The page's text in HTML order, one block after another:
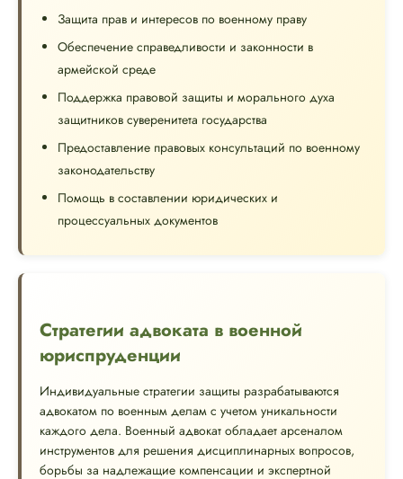
Защита прав и интересов по военному праву
Обеспечение справедливости и законности в
армейской среде
Поддержка правовой защиты и морального духа
защитников суверенитета государства
Предоставление правовых консультаций по военному
законодательству
Помощь в составлении юридических и
процессуальных документов
Стратегии адвоката в военной
юриспруденции
Индивидуальные стратегии защиты разрабатываются
адвокатом по военным делам с учетом уникальности
каждого дела. Военный адвокат обладает арсеналом
инструментов для решения дисциплинарных вопросов,
борьбы за надлежащие компенсации и экспертной